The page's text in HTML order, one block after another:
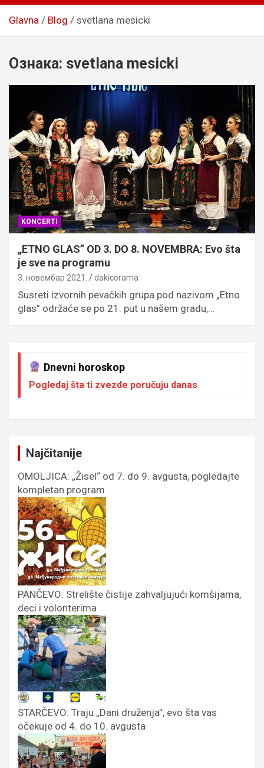
Glavna Blog svetlana mesicki
Ознака: svetlana mesicki
KONCERTI
„ETNO GLAS” OD 3. DO 8. NOVEMBRA: Evo šta
je sve na programu
3. новембар 2021. dakicorama
Susreti izvornih pevačkih grupa pod nazivom „Etno
glas” održaće se po 21. put u našem gradu,…
Dnevni horoskop
Pogledaj šta ti zvezde poručuju danas
Najčitanije
OMOLJICA: „Žisel“ od 7. do 9. avgusta, pogledajte
kompletan program
PANČEVO: Strelište čistije zahvaljujući komšijama,
deci i volonterima
STARČEVO: Traju „Dani druženja”, evo šta vas
očekuje od 4. do 10. avgusta